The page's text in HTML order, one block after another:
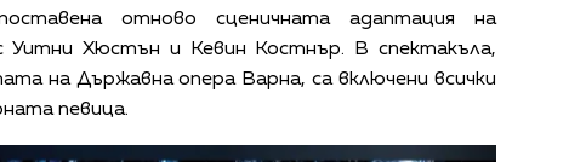
отново
сценичната адаптация на
Уитни Хюстън и Кевин Костнър. В спектакъла,
на Държавна опера Варна, са включени всички
певица.